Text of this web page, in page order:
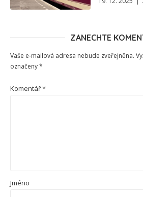
ZANECHTE
Vaše e-mailová adresa nebude zveřejněna.
označeny*
Komentář*
Jméno